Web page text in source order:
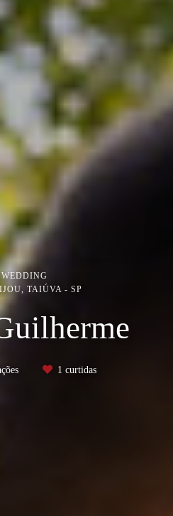
WEDDING
TAIÚVA - SP
1 curtidas